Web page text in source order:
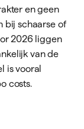
en geen
bij schaarse of
2026 liggen
van de
is vooral
costs.